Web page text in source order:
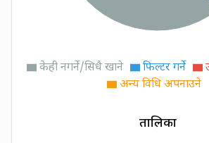
केही नगर्ने/सिधै खाने फिल्टर गर्ने
अन्य विधि अपनाउने
तालिका